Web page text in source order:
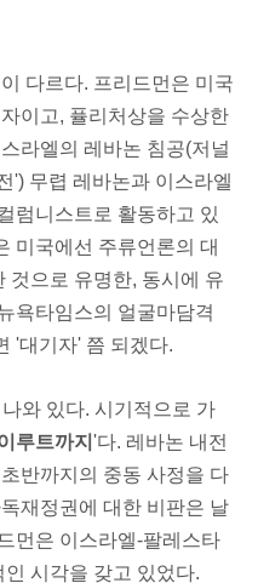
다르다. 프리드먼은 미국
이고, 퓰리처상을 수상한
라엘의 레바논 침공(저널
') 무렵 레바논과 이스라엘
럼니스트로 활동하고 있
미국에선 주류언론의 대
것으로 유명한, 동시에 유
욕타임스의 얼굴마담격
'대기자' 쯤 되겠다.
와 있다. 시기적으로 가
루트까지 '다. 레바논 내전
반까지의 중동 사정을 다
재정권에 대한 비판은 날
먼은 이스라엘-팔레스타
시각을 갖고 있었다.